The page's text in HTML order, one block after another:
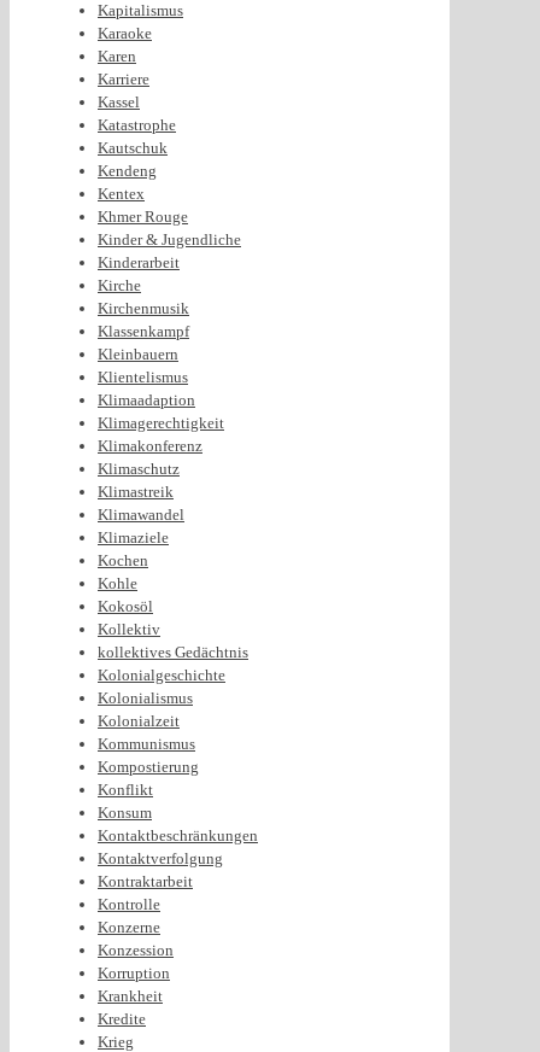
Kapitalismus
Karaoke
Karen
Karriere
Kassel
Katastrophe
Kautschuk
Kendeng
Kentex
Khmer Rouge
Kinder & Jugendliche
Kinderarbeit
Kirche
Kirchenmusik
Klassenkampf
Kleinbauern
Klientelismus
Klimaadaption
Klimagerechtigkeit
Klimakonferenz
Klimaschutz
Klimastreik
Klimawandel
Klimaziele
Kochen
Kohle
Kokosöl
Kollektiv
kollektives Gedächtnis
Kolonialgeschichte
Kolonialismus
Kolonialzeit
Kommunismus
Kompostierung
Konflikt
Konsum
Kontaktbeschränkungen
Kontaktverfolgung
Kontraktarbeit
Kontrolle
Konzerne
Konzession
Korruption
Krankheit
Kredite
Krieg